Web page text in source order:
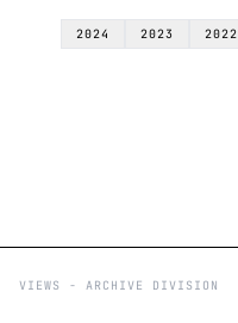
2024 2023 2022
VIEWS - ARCHIVE DIVISION